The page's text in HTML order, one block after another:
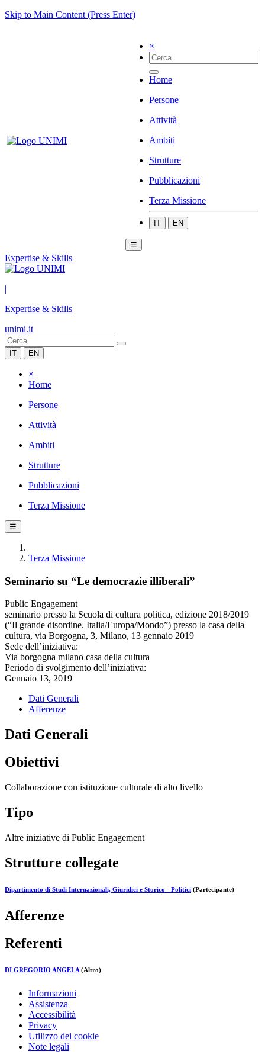
Skip to Main Content (Press Enter)
×
Home
Persone
Attività
Ambiti
Strutture
Pubblicazioni
Terza Missione
IT EN
☰
Expertise & Skills
|
Expertise & Skills
unimi.it
IT EN
×
Home
Persone
Attività
Ambiti
Strutture
Pubblicazioni
Terza Missione
☰
Terza Missione
Seminario su “Le democrazie illiberali”
Public Engagement
seminario presso la Scuola di cultura politica, edizione 2018/2019
(“Il grande disordine. Italia/Europa/Mondo”) presso la casa della
cultura, via Borgogna, 3, Milano, 13 gennaio 2019
Sede dell’iniziativa:
Via borgogna milano casa della cultura
Periodo di svolgimento dell’iniziativa:
Gennaio 13, 2019
Dati Generali
Afferenze
Dati Generali
Obiettivi
Collaborazione con istituzione culturale di alto livello
Tipo
Altre iniziative di Public Engagement
Strutture collegate
Dipartimento di Studi Internazionali, Giuridici e Storico - Politici (Partecipante)
Afferenze
Referenti
DI GREGORIO ANGELA (Altro)
Informazioni
Assistenza
Accessibilità
Privacy
Utilizzo dei cookie
Note legali